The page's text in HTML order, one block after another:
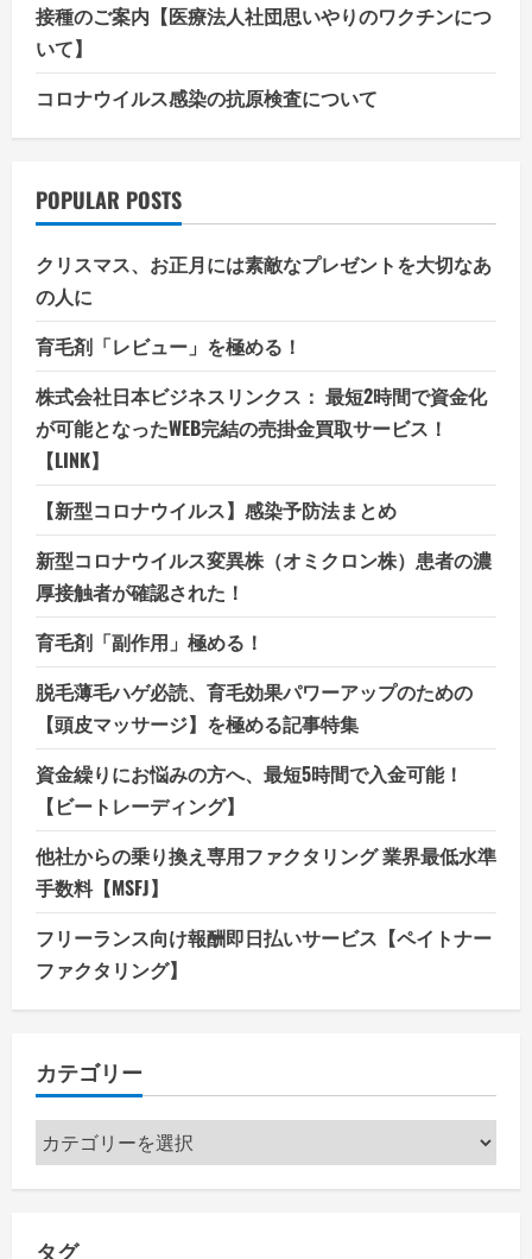
接種のご案内【医療法人社団思いやりのワクチンにつ
いて】
コロナウイルス感染の抗原検査について
POPULAR POSTS
クリスマス、お正月には素敵なプレゼントを大切なあ
の人に
育毛剤「レビュー」を極める！
株式会社日本ビジネスリンクス： 最短2時間で資金化
が可能となったWEB完結の売掛金買取サービス！
【LINK】
【新型コロナウイルス】感染予防法まとめ
新型コロナウイルス変異株（オミクロン株）患者の濃
厚接触者が確認された！
育毛剤「副作用」極める！
脱毛薄毛ハゲ必読、育毛効果パワーアップのための
【頭皮マッサージ】を極める記事特集
資金繰りにお悩みの方へ、最短5時間で入金可能！
【ビートレーディング】
他社からの乗り換え専用ファクタリング 業界最低水準
手数料【MSFJ】
フリーランス向け報酬即日払いサービス【ペイトナー
ファクタリング】
カテゴリー
カ
テ
タグ